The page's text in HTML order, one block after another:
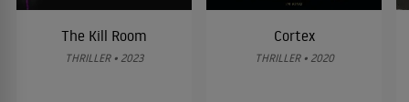
The Kill Room
THRILLER • 2023
Cortex
THRILLER • 2020